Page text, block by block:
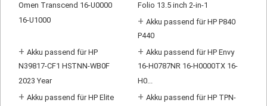
Omen Transcend 16-U0000
16-U1000
Folio 13.5 inch 2-in-1
+ Akku passend für HP P840
P440
+ Akku passend für HP
N39817-CF1 HSTNN-WB0F
2023 Year
+ Akku passend für HP Envy
16-H0787NR 16-H0000TX 16-
H0...
+ Akku passend für HP Elite + Akku passend für HP TPN-